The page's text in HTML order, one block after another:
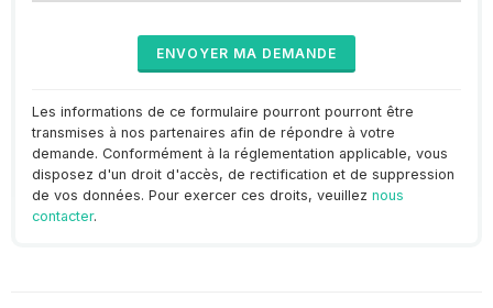
Les informations de ce formulaire pourront pourront être
transmises à nos partenaires afin de répondre à votre
demande. Conformément à la réglementation applicable, vous
disposez d'un droit d'accès, de rectification et de suppression
de vos données. Pour exercer ces droits, veuillez nous
contacter.